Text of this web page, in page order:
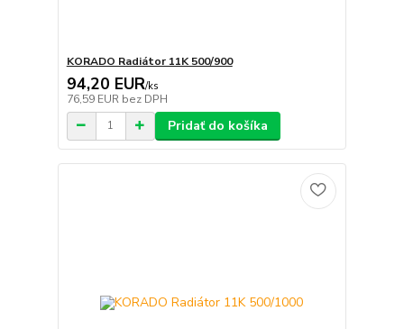
KORADO Radiátor 11K 500/900
94,20 EUR/ks
76,59 EUR bez DPH
Pridať do košíka